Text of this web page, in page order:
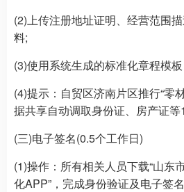
(2)上传注册地址证明、经营范围
料;
(3)使用系统生成的标准化章程模板
(4)提示：自贸区济南片区推行“零
据共享自动调取身份证、房产证等
(三)电子签名(0.5个工作日)
(1)操作：所有相关人员下载“山东
化APP”，完成身份验证及电子签名